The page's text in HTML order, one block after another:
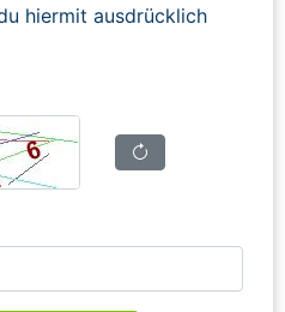
hiermit ausdrücklich